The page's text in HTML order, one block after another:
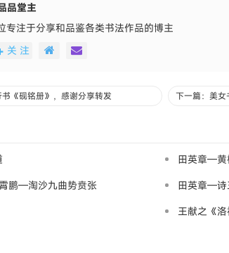
品堂主
专注于分享和品鉴各类书法作品的博主
关 注
书《砚铭册》，感谢分享转发
田英章—黄
鹏—淘沙九曲势贲张
田英章—诗
王献之《